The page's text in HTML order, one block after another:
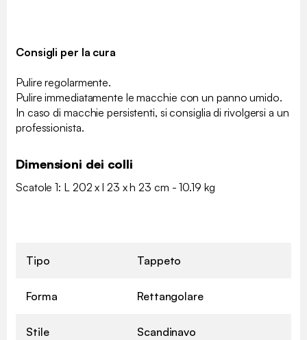
Consigli per la cura
Pulire regolarmente.
Pulire immediatamente le macchie con un panno umido.
In caso di macchie persistenti, si consiglia di rivolgersi a un
professionista.
Dimensioni dei colli
Scatole 1: L 202 x l 23 x h 23 cm - 10.19 kg
Tipo Tappeto
Forma Rettangolare
Stile Scandinavo